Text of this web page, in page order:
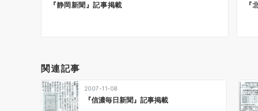
ナ
ゲ
ー
シ
『静岡新聞』記事掲載 『
関連記事
2007-11-08
『信濃毎日新聞』記事掲載